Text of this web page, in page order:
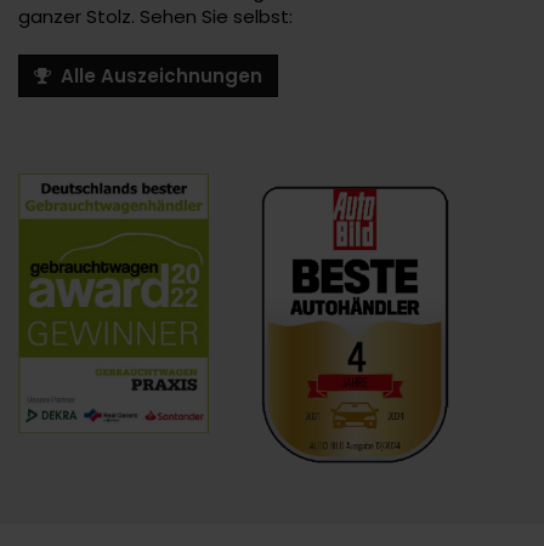
ganzer Stolz. Sehen Sie selbst:
Alle Auszeichnungen